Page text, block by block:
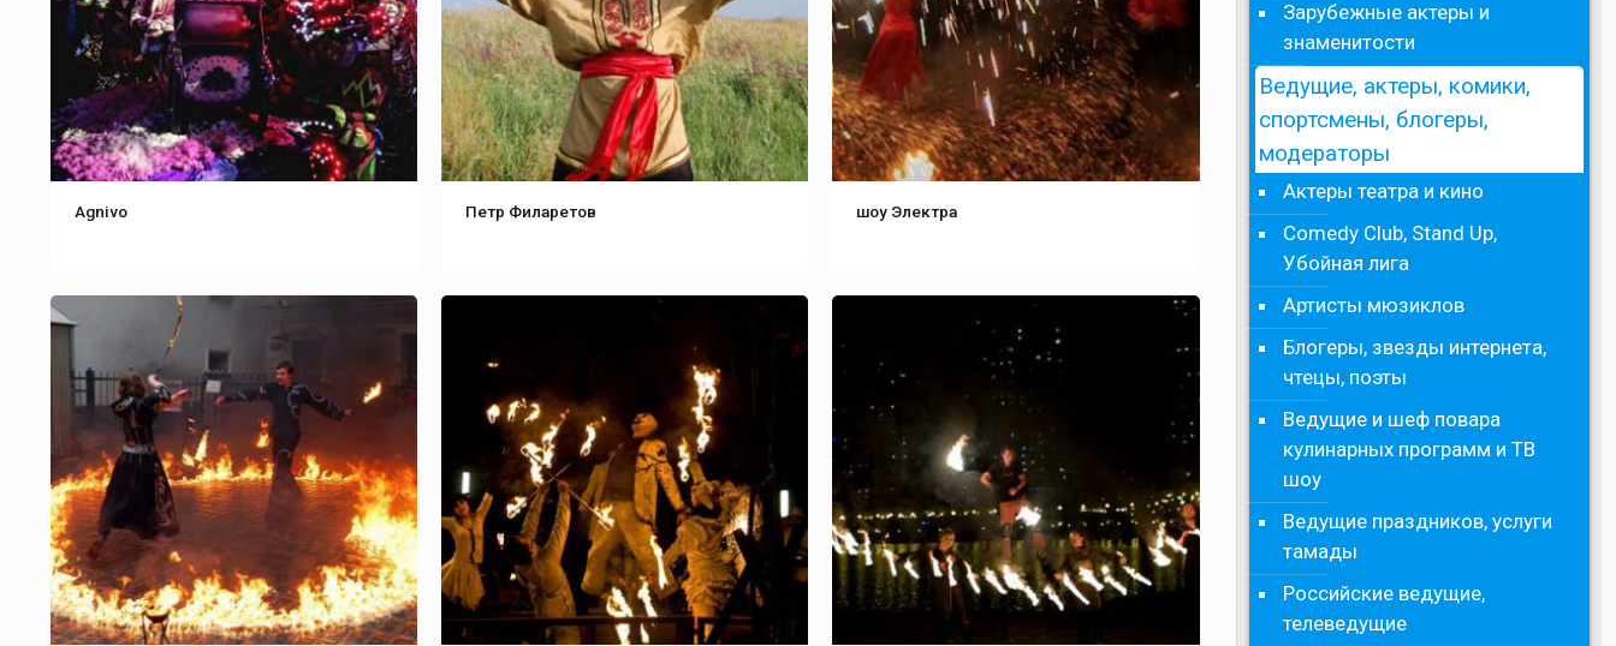
Agnivo Петр Филаретов шоу Электра
Зарубежные актеры и
знаменитости
Ведущие, актеры, комики,
спортсмены, блогеры,
модераторы
Актеры театра и кино
Comedy Club, Stand Up,
Убойная лига
Артисты мюзиклов
Блогеры, звезды интернета,
чтецы, поэты
Ведущие и шеф повара
кулинарных программ и ТВ
шоу
Ведущие праздников, услуги
тамады
Российские ведущие,
телеведущие